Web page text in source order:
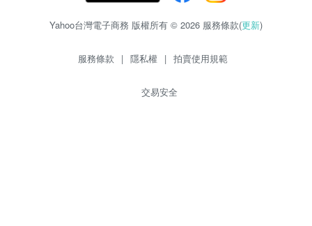
Yahoo台灣電子商務 版權所有 © 2026 服務條款(更新)
服務條款 | 隱私權 | 拍賣使用規範
交易安全